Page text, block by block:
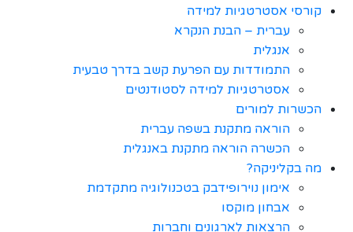
קורסי אסטרטגיות למידה
עברית – הבנת הנקרא
אנגלית
התמודדות עם הפרעת קשב בדרך טבעית
אסטרטגיות למידה לסטודנטים
הכשרות למורים
הוראה מתקנת בשפה עברית
הכשרה הוראה מתקנת באנגלית
מה בקליניקה?
אימון נוירופידבק בטכנולוגיה מתקדמת
אבחון מוקסו
הרצאות לארגונים וחברות